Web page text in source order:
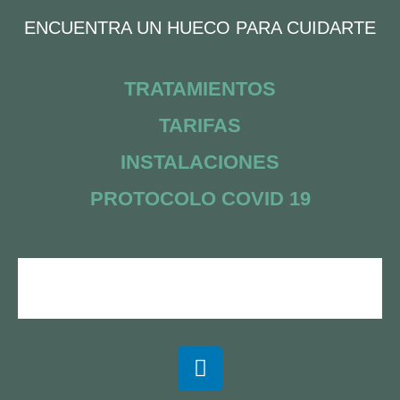
ENCUENTRA UN HUECO PARA CUIDARTE
TRATAMIENTOS
TARIFAS
INSTALACIONES
PROTOCOLO COVID 19